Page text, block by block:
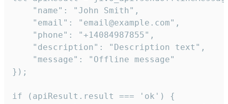
    "name": "John Smith",
    "email": "email@example.com",
    "phone": "+14084987855",
    "description": "Description text",
    "message": "Offline message"
});
if (apiResult.result === 'ok') {